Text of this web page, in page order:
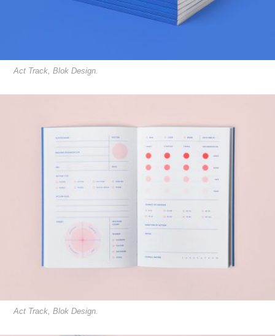
Act Track, Blok Design.
Act Track, Blok Design.